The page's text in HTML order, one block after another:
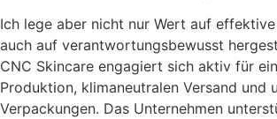
Ich lege aber nicht nur Wert auf
auch auf verantwortungsbewusst
CNC Skincare engagiert sich aktiv für
Produktion, klimaneutralen Versand und
Verpackungen. Das Unternehmen